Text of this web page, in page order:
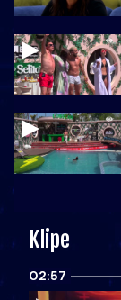
Klipe
02:57